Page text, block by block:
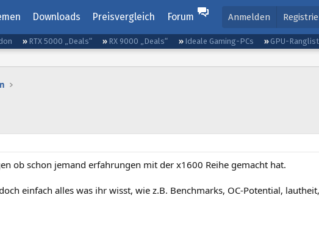
Downloads Preisvergleich Forum Anmelden
RTX 5000 „Deals“ RX 9000 „Deals“ Ideale Gaming-PCs GPU-
ob schon jemand erfahrungen mit der x1600 Reihe gemacht hat.
einfach alles was ihr wisst, wie z.B. Benchmarks, OC-Potential,